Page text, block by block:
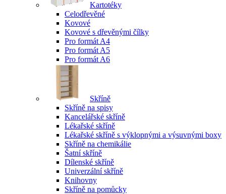
Kartotéky
Celodřevěné
Kovové
Kovové s dřevěnými čílky
Pro formát A4
Pro formát A5
Pro formát A6
Skříně
Skříně na spisy
Kancelářské skříně
Lékařské skříně
Lékařské skříně s výklopnými a výsuvnými boxy
Skříně na chemikálie
Šatní skříně
Dílenské skříně
Univerzální skříně
Knihovny
Skříně na pomůcky